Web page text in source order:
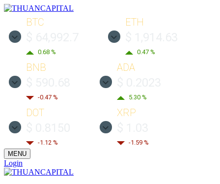
BTC
0.68 %
ETH
0.47 %
BNB
-0.47 %
ADA
5.30 %
DOT
-1.12 %
XRP
-1.59 %
MENU
Login